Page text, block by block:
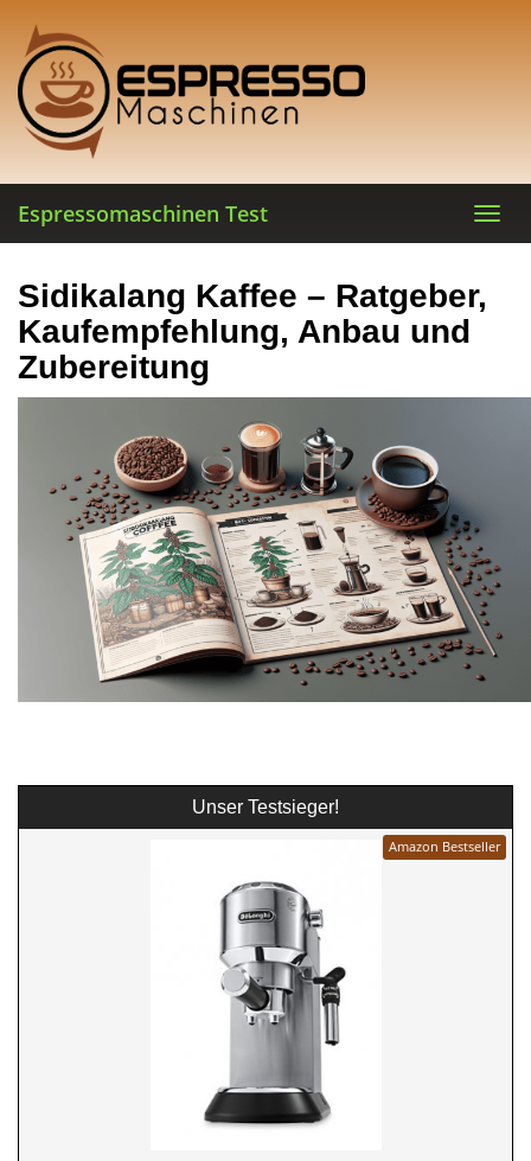
main
content
Espressomaschinen Test
Sidikalang Kaffee – Ratgeber,
Kaufempfehlung, Anbau und
Zubereitung
Unser Testsieger!
Amazon Bestseller